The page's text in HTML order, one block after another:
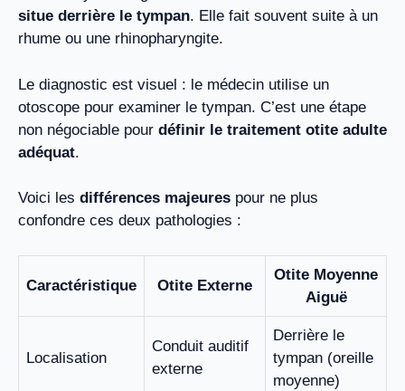
situe derrière le tympan. Elle fait souvent suite à un
rhume ou une rhinopharyngite.
Le diagnostic est visuel : le médecin utilise un
otoscope pour examiner le tympan. C’est une étape
non négociable pour définir le traitement otite adulte
adéquat.
Voici les différences majeures pour ne plus
confondre ces deux pathologies :
Caractéristique Otite Externe
Otite Moyenne
Aiguë
Localisation
Conduit auditif
externe
Derrière le
tympan (oreille
moyenne)